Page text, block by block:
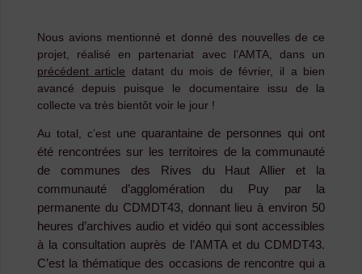
Nous avions mentionné et donné des nouvelles de ce
projet, réalisé en partenariat avec l’AMTA, dans un
précédent article datant du mois de février, il a bien
avancé depuis puisque le documentaire issu de la
collecte va très bientôt voir le jour !
Au total, c’est une quarantaine de personnes qui ont
été rencontrées sur les territoires de la communauté
de communes des Rives du Haut Allier et la
communauté d’agglomération du Puy par la
permanente du CDMDT43, donnant lieu à environ 50
heures d’archives audio et vidéo qui sont accessibles
à la consultation auprès de l’AMTA et du CDMDT43.
C’est la thématique des occasions de rencontre qui a